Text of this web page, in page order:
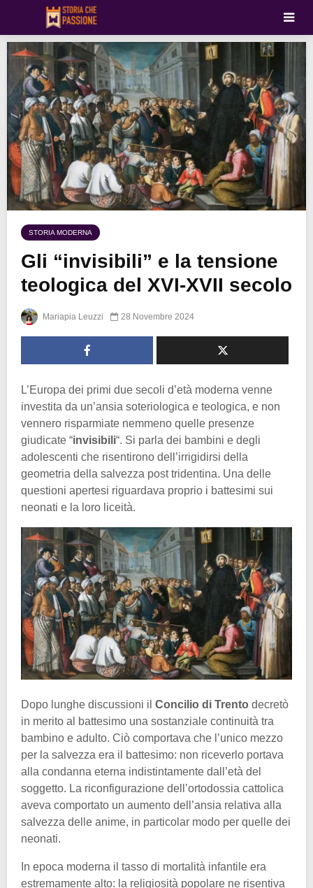
STORIA MODERNA
Gli “invisibili” e la tensione
teologica del XVI-XVII secolo
Mariapia Leuzzi 28 Novembre 2024
L’Europa dei primi due secoli d’età moderna venne
investita da un’ansia soteriologica e teologica, e non
vennero risparmiate nemmeno quelle presenze
giudicate “invisibili“. Si parla dei bambini e degli
adolescenti che risentirono dell’irrigidirsi della
geometria della salvezza post tridentina. Una delle
questioni apertesi riguardava proprio i battesimi sui
neonati e la loro liceità.
Dopo lunghe discussioni il Concilio di Trento decretò
in merito al battesimo una sostanziale continuità tra
bambino e adulto. Ciò comportava che l’unico mezzo
per la salvezza era il battesimo: non riceverlo portava
alla condanna eterna indistintamente dall’età del
soggetto. La riconfigurazione dell’ortodossia cattolica
aveva comportato un aumento dell’ansia relativa alla
salvezza delle anime, in particolar modo per quelle dei
neonati.
In epoca moderna il tasso di mortalità infantile era
estremamente alto: la religiosità popolare ne risentiva